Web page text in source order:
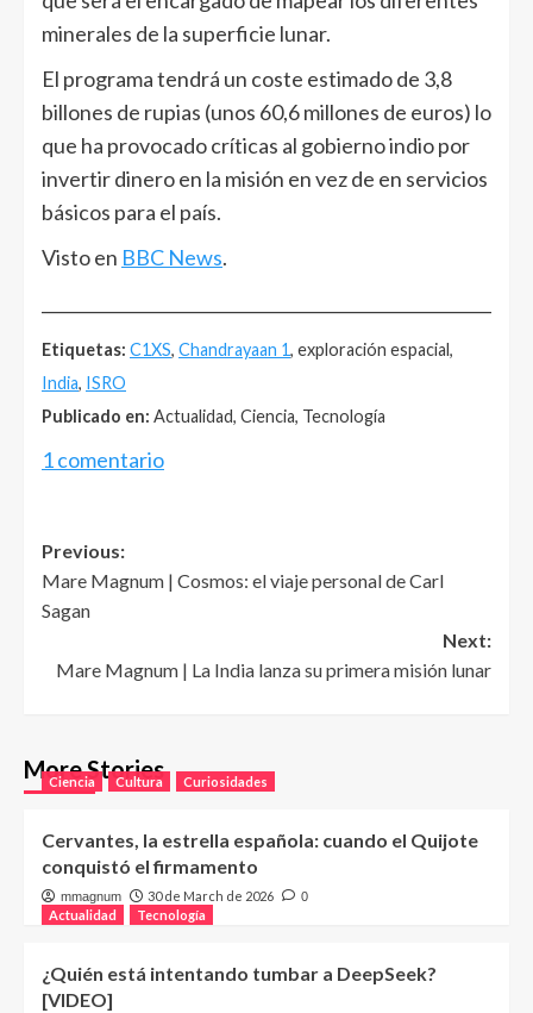
minerales de la superficie lunar.
El programa tendrá un coste estimado de 3,8
billones de rupias (unos 60,6 millones de euros) lo
que ha provocado críticas al gobierno indio por
invertir dinero en la misión en vez de en servicios
básicos para el país.
Visto en BBC News.
Etiquetas: C1XS, Chandrayaan 1, exploración espacial,
India, ISRO
Publicado en: Actualidad, Ciencia, Tecnología
1 comentario
Post
navigation
Previous:
Mare Magnum | Cosmos: el viaje personal de Carl
Sagan
Next:
Mare Magnum | La India lanza su primera misión lunar
More Stories
Ciencia Cultura Curiosidades
Cervantes, la estrella española: cuando el Quijote
conquistó el firmamento
mmagnum 30 de March de 2026 0
Actualidad Tecnología
¿Quién está intentando tumbar a DeepSeek?
[VIDEO]